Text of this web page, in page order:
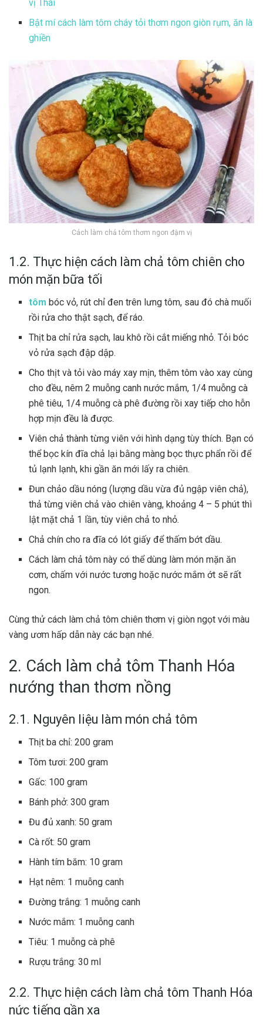
vị Thái
Bật mí cách làm tôm cháy tỏi thơm ngon giòn rụm, ăn là
ghiền
Cách làm chả tôm thơm ngon đậm vị
1.2. Thực hiện cách làm chả tôm chiên cho
món mặn bữa tối
tôm bóc vỏ, rút chỉ đen trên lưng tôm, sau đó chà muối
rồi rửa cho thật sạch, để ráo.
Thịt ba chỉ rửa sạch, lau khô rồi cắt miếng nhỏ. Tỏi bóc
vỏ rửa sạch đập dập.
Cho thịt và tỏi vào máy xay mịn, thêm tôm vào xay cùng
cho đều, nêm 2 muỗng canh nước mắm, 1/4 muỗng cà
phê tiêu, 1/4 muỗng cà phê đường rồi xay tiếp cho hỗn
hợp mịn đều là được.
Viên chả thành từng viên với hình dạng tùy thích. Bạn có
thể bọc kín đĩa chả lại bằng màng bọc thực phẩn rồi để
tủ lạnh lạnh, khi gần ăn mới lấy ra chiên.
Đun chảo dầu nóng (lượng dầu vừa đủ ngập viên chả),
thả từng viên chả vào chiên vàng, khoảng 4 – 5 phút thì
lật mặt chả 1 lần, tùy viên chả to nhỏ.
Chả chín cho ra đĩa có lót giấy để thấm bớt dầu.
Cách làm chả tôm này có thể dùng làm món mặn ăn
cơm, chấm với nước tương hoặc nước mắm ớt sẽ rất
ngon.
Cùng thử cách làm chả tôm chiên thơm vị giòn ngọt với màu
vàng ươm hấp dẫn này các bạn nhé.
2. Cách làm chả tôm Thanh Hóa
nướng than thơm nồng
2.1. Nguyên liệu làm món chả tôm
Thịt ba chỉ: 200 gram
Tôm tươi: 200 gram
Gấc: 100 gram
Bánh phở: 300 gram
Đu đủ xanh: 50 gram
Cà rốt: 50 gram
Hành tím băm: 10 gram
Hạt nêm: 1 muỗng canh
Đường trắng: 1 muỗng canh
Nước mắm: 1 muỗng canh
Tiêu: 1 muỗng cà phê
Rượu trắng: 30 ml
2.2. Thực hiện cách làm chả tôm Thanh Hóa
nức tiếng gần xa